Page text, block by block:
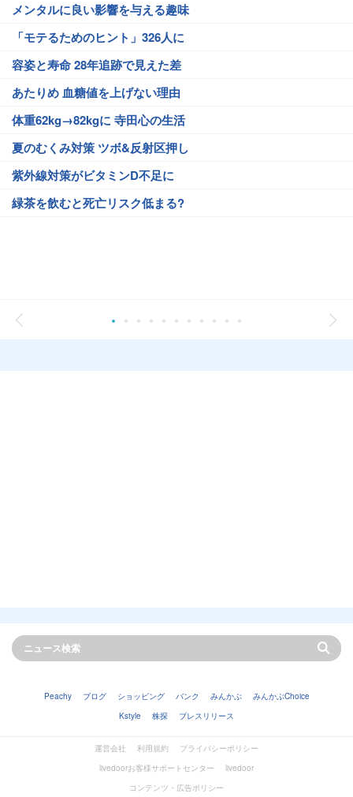
メンタルに良い影響を与える趣味
「モテるためのヒント」326人に
容姿と寿命 28年追跡で見えた差
あたりめ 血糖値を上げない理由
体重62kg→82kgに 寺田心の生活
夏のむくみ対策 ツボ&反射区押し
紫外線対策がビタミンD不足に
緑茶を飲むと死亡リスク低まる?
Peachy ブログ ショッピング バンク みんかぶ
みんかぶChoice
Kstyle
株探 プレスリリース
運営会社 利用規約
プライバシーポリシー
livedoorお客様サポートセンター
livedoor
コンテンツ・広告ポリシー